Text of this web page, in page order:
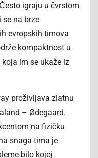
igraju u čvrstom
na brze
evropskih timova
kompaktnost u
im se ukaže iz
proživljava zlatnu
– Ødegaard.
na fizičku
snaga tima je
bilo kojoj